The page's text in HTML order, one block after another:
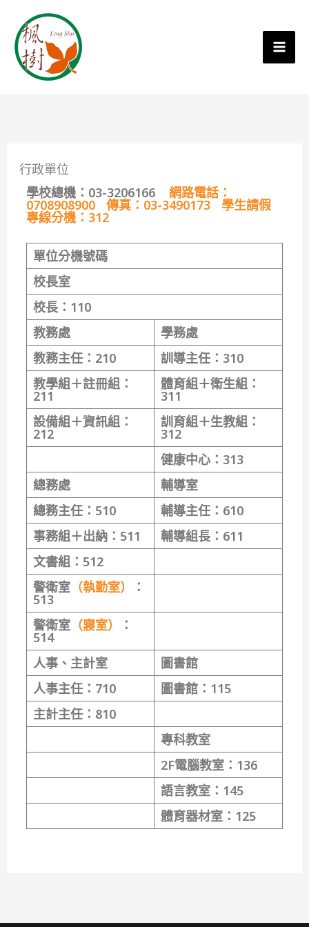
行政單位
學校總機：03-3206166
網路電話：
0708908900 傳真：03-3490173 學生請假
專線分機：312
單位分機號碼
校長室
校長： 110
教務處
學務處
教務主任： 210 訓導主任： 310
教學組＋註冊組：
211
體育組＋衛生組：
311
設備組＋資訊組：
212
訓育組＋生教組：
312
健康中心： 313
總務處
輔導室
總務主任： 510 輔導主任： 610
事務組＋出納： 511 輔導組長： 611
文書組： 512
警衛室（執勤室） ：
513
警衛室（寢室） ：
514
人事、主計室
圖書館
人事主任： 710 圖書館： 115
主計主任： 810
專科教室
2F電腦教室： 136
語言教室： 145
體育器材室： 125